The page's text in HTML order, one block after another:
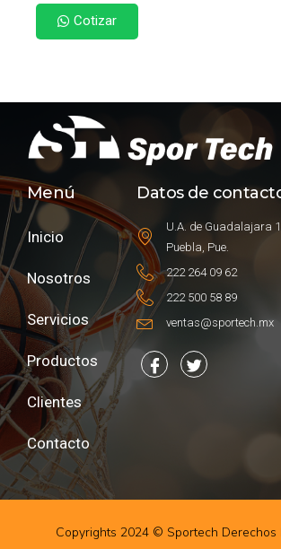
Cotizar
Menú
Inicio
Nosotros
Servicios
Productos
Clientes
Contacto
Datos de
U.A. de Guadalajara
Puebla, Pue.
222 264 09 62
222 500 58 89
ventas@sportech.mx
Copyrights 2024 © Sportech Derechos